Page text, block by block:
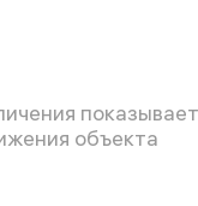
показывает
объекта